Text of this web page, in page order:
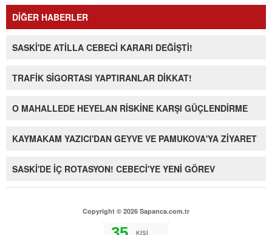
DİĞER HABERLER
SASKİ'DE ATİLLA CEBECİ KARARI DEĞİŞTİ!
TRAFİK SİGORTASI YAPTIRANLAR DİKKAT!
O MAHALLEDE HEYELAN RİSKİNE KARŞI GÜÇLENDİRME
KAYMAKAM YAZICI'DAN GEYVE VE PAMUKOVA'YA ZİYARET
SASKİ'DE İÇ ROTASYON! CEBECİ'YE YENİ GÖREV
Copyright © 2026 Sapanca.com.tr